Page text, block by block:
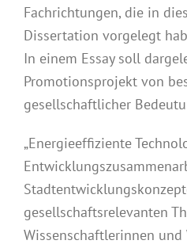
Fachrichtungen, die in
Dissertation vorgelegt
In einem Essay soll
Promotionsprojekt von
gesellschaftlicher
„Energieeffiziente
gesellschaftsrelevanten
Wissenschaftlerinnen und